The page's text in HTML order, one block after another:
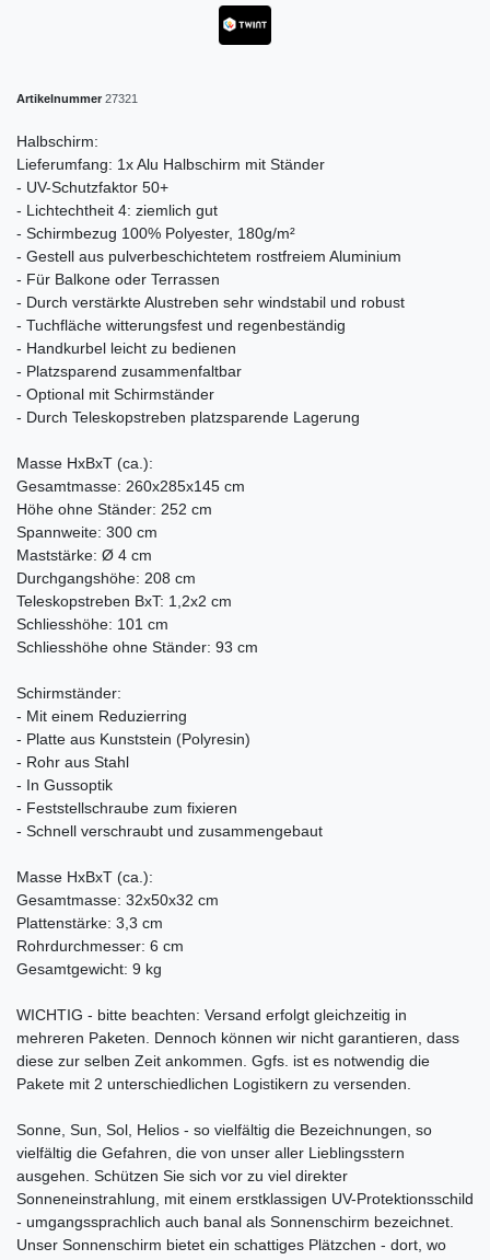
Artikelnummer 27321
Halbschirm:
Lieferumfang: 1x Alu Halbschirm mit Ständer
- UV-Schutzfaktor 50+
- Lichtechtheit 4: ziemlich gut
- Schirmbezug 100% Polyester, 180g/m²
- Gestell aus pulverbeschichtetem rostfreiem Aluminium
- Für Balkone oder Terrassen
- Durch verstärkte Alustreben sehr windstabil und robust
- Tuchfläche witterungsfest und regenbeständig
- Handkurbel leicht zu bedienen
- Platzsparend zusammenfaltbar
- Optional mit Schirmständer
- Durch Teleskopstreben platzsparende Lagerung
Masse HxBxT (ca.):
Gesamtmasse: 260x285x145 cm
Höhe ohne Ständer: 252 cm
Spannweite: 300 cm
Maststärke: Ø 4 cm
Durchgangshöhe: 208 cm
Teleskopstreben BxT: 1,2x2 cm
Schliesshöhe: 101 cm
Schliesshöhe ohne Ständer: 93 cm
Schirmständer:
- Mit einem Reduzierring
- Platte aus Kunststein (Polyresin)
- Rohr aus Stahl
- In Gussoptik
- Feststellschraube zum fixieren
- Schnell verschraubt und zusammengebaut
Masse HxBxT (ca.):
Gesamtmasse: 32x50x32 cm
Plattenstärke: 3,3 cm
Rohrdurchmesser: 6 cm
Gesamtgewicht: 9 kg
WICHTIG - bitte beachten: Versand erfolgt gleichzeitig in
mehreren Paketen. Dennoch können wir nicht garantieren, dass
diese zur selben Zeit ankommen. Ggfs. ist es notwendig die
Pakete mit 2 unterschiedlichen Logistikern zu versenden.
Sonne, Sun, Sol, Helios - so vielfältig die Bezeichnungen, so
vielfältig die Gefahren, die von unser aller Lieblingsstern
ausgehen. Schützen Sie sich vor zu viel direkter
Sonneneinstrahlung, mit einem erstklassigen UV-Protektionsschild
- umgangssprachlich auch banal als Sonnenschirm bezeichnet.
Unser Sonnenschirm bietet ein schattiges Plätzchen - dort, wo